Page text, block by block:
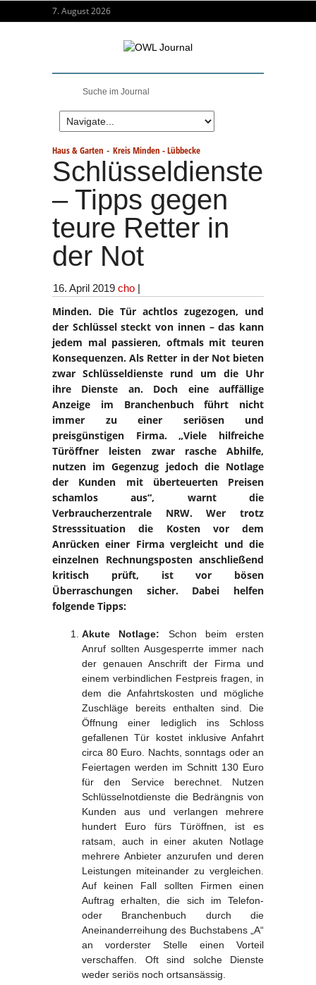
7. August 2026
Haus & Garten - Kreis Minden - Lübbecke
Schlüsseldienste
– Tipps gegen
teure Retter in
der Not
16. April 2019 cho |
Minden. Die Tür achtlos zugezogen, und
der Schlüssel steckt von innen – das kann
jedem mal passieren, oftmals mit teuren
Konsequenzen. Als Retter in der Not bieten
zwar Schlüsseldienste rund um die Uhr
ihre Dienste an. Doch eine auffällige
Anzeige im Branchenbuch führt nicht
immer zu einer seriösen und
preisgünstigen Firma. „Viele hilfreiche
Türöffner leisten zwar rasche Abhilfe,
nutzen im Gegenzug jedoch die Notlage
der Kunden mit überteuerten Preisen
schamlos aus“, warnt die
Verbraucherzentrale NRW. Wer trotz
Stresssituation die Kosten vor dem
Anrücken einer Firma vergleicht und die
einzelnen Rechnungsposten anschließend
kritisch prüft, ist vor bösen
Überraschungen sicher. Dabei helfen
folgende Tipps:
Akute Notlage: Schon beim ersten
Anruf sollten Ausgesperrte immer nach
der genauen Anschrift der Firma und
einem verbindlichen Festpreis fragen, in
dem die Anfahrtskosten und mögliche
Zuschläge bereits enthalten sind. Die
Öffnung einer lediglich ins Schloss
gefallenen Tür kostet inklusive Anfahrt
circa 80 Euro. Nachts, sonntags oder an
Feiertagen werden im Schnitt 130 Euro
für den Service berechnet. Nutzen
Schlüsselnotdienste die Bedrängnis von
Kunden aus und verlangen mehrere
hundert Euro fürs Türöffnen, ist es
ratsam, auch in einer akuten Notlage
mehrere Anbieter anzurufen und deren
Leistungen miteinander zu vergleichen.
Auf keinen Fall sollten Firmen einen
Auftrag erhalten, die sich im Telefon-
oder Branchenbuch durch die
Aneinanderreihung des Buchstabens „A“
an vorderster Stelle einen Vorteil
verschaffen. Oft sind solche Dienste
weder seriös noch ortsansässig.